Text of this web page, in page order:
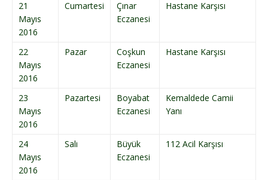
21
Mayıs
2016
Cumartesi
Çınar
Eczanesi
Hastane Karşısı
22
Mayıs
2016
Pazar
Coşkun
Eczanesi
Hastane Karşısı
23
Mayıs
2016
Pazartesi
Boyabat
Eczanesi
Kemaldede Camii
Yanı
24
Mayıs
2016
Salı
Büyük
Eczanesi
112 Acil Karşısı